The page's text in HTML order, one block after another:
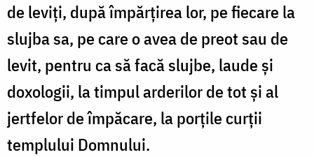
de leviţi, după împărţirea lor, pe fiecare la
slujba sa, pe care o avea de preot sau de
levit, pentru ca să facă slujbe, laude şi
doxologii, la timpul arderilor de tot şi al
jertfelor de împăcare, la porţile curţii
templului Domnului.